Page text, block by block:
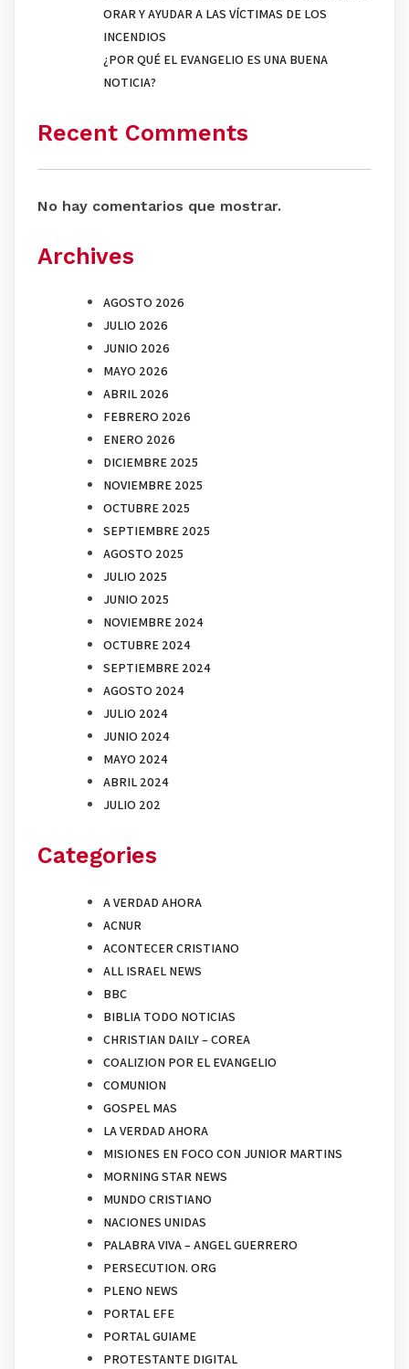
ORAR Y AYUDAR A LAS VÍCTIMAS DE LOS
INCENDIOS
¿POR QUÉ EL EVANGELIO ES UNA BUENA
NOTICIA?
Recent Comments
No hay comentarios que mostrar.
Archives
AGOSTO 2026
JULIO 2026
JUNIO 2026
MAYO 2026
ABRIL 2026
FEBRERO 2026
ENERO 2026
DICIEMBRE 2025
NOVIEMBRE 2025
OCTUBRE 2025
SEPTIEMBRE 2025
AGOSTO 2025
JULIO 2025
JUNIO 2025
NOVIEMBRE 2024
OCTUBRE 2024
SEPTIEMBRE 2024
AGOSTO 2024
JULIO 2024
JUNIO 2024
MAYO 2024
ABRIL 2024
JULIO 202
Categories
A VERDAD AHORA
ACNUR
ACONTECER CRISTIANO
ALL ISRAEL NEWS
BBC
BIBLIA TODO NOTICIAS
CHRISTIAN DAILY – COREA
COALIZION POR EL EVANGELIO
COMUNION
GOSPEL MAS
LA VERDAD AHORA
MISIONES EN FOCO CON JUNIOR MARTINS
MORNING STAR NEWS
MUNDO CRISTIANO
NACIONES UNIDAS
PALABRA VIVA – ANGEL GUERRERO
PERSECUTION. ORG
PLENO NEWS
PORTAL EFE
PORTAL GUIAME
PROTESTANTE DIGITAL